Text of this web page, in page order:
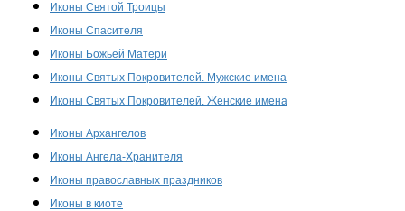
Иконы Святой Троицы
Иконы Спасителя
Иконы Божьей Матери
Иконы Святых Покровителей. Мужские имена
Иконы Святых Покровителей. Женские имена
Иконы Архангелов
Иконы Ангела-Хранителя
Иконы православных праздников
Иконы в киоте